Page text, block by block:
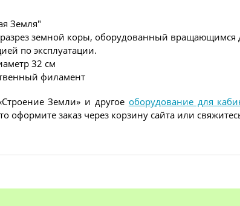
Земля"
земной коры, оборудованный
по эксплуатации.
32 см
филамент
Земли» и другое оборудование для
оформите заказ через корзину сайта или